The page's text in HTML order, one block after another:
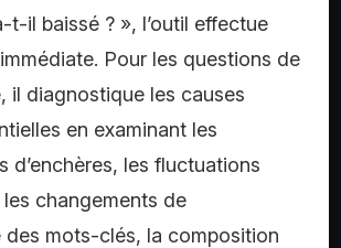
t-il baissé ? », l’outil effectue
Pour les questions de
il diagnostique les causes
en examinant les
d’enchères, les fluctuations
changements de
des mots-clés, la composition